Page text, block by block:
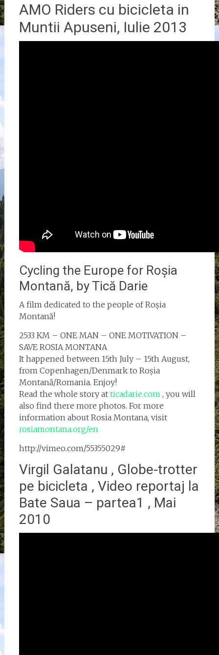
AMO Riders cu bicicleta in
Muntii Apuseni, Iulie 2013
Cycling the Europe for Roșia
Montană, by Tică Darie
A film dedicated to the people of Roșia
Montană!
2533 KM – ONE MAN – ONE MOTIVATION –
SAVE ROSIA MONTANA
It happened between 15th July – 15th August,
from Copenhagen/Denmark to Roșia
Montană/Romania. Enjoy!
Read the whole story at ticadarie.com , you will
also find there more photos. For more
information about Rosia Montana, visit
rosiamontana.org/en
http://vimeo.com/55355029#
Virgil Galatanu , Globe-trotter
pe bicicleta , Video reportaj la
Bate Saua – partea1 , Mai
2010